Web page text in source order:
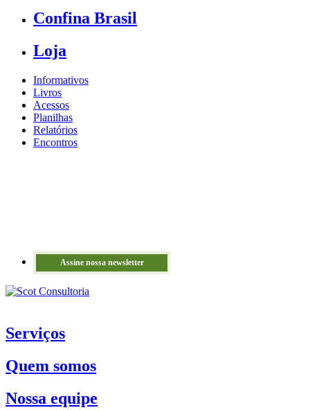
Confina Brasil
Loja
Informativos
Livros
Acessos
Planilhas
Relatórios
Encontros
Assine nossa newsletter
Serviços
Quem somos
Nossa equipe